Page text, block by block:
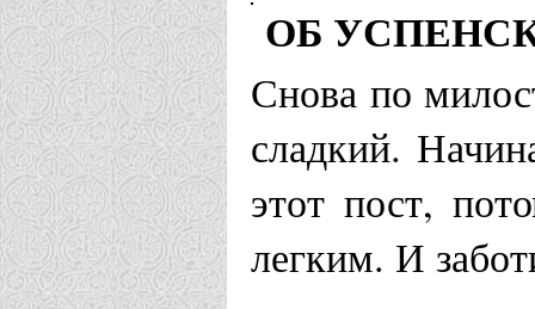
ОБ
Снова по
сладкий.
этот пост,
легким. И